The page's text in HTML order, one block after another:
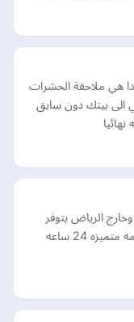
هي ملاحقة الحشرات
الى بيتك دون سابق
الرياض يتوفر
سطحه هيدروليك فل داون , سطحه ونش خدمه متميزه 24 ساعه